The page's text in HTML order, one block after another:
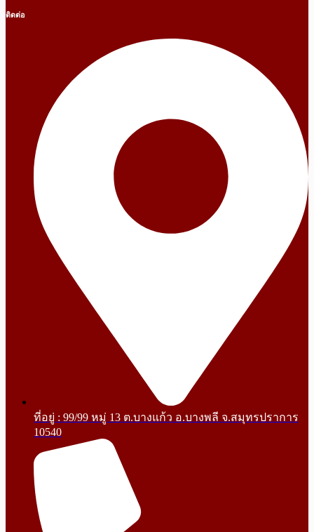
ติดต่อ
ที่อยู่ : 99/99 หมู่ 13 ต.บางแก้ว อ.บางพลี จ.สมุทรปราการ
10540